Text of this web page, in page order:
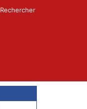
Rechercher